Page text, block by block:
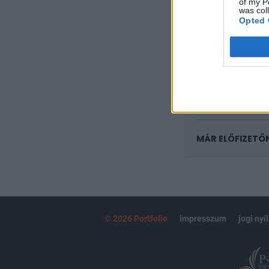
was
Opted
Az előfizetés a
kötéslistái
MÁR
© 2026 Portfolio impresszum jogi